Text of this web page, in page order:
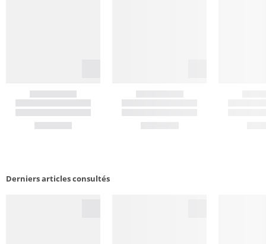
Derniers articles consultés